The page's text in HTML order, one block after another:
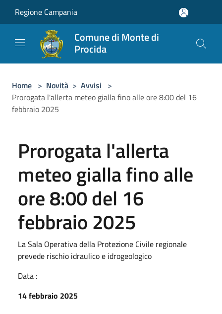
Regione Campania
Comune di Monte di
Procida
Home > Novità > Avvisi >
Prorogata l'allerta meteo gialla fino alle ore 8:00 del 16
febbraio 2025
Prorogata l'allerta
meteo gialla fino alle
ore 8:00 del 16
febbraio 2025
La Sala Operativa della Protezione Civile regionale
prevede rischio idraulico e idrogeologico
Data :
14 febbraio 2025